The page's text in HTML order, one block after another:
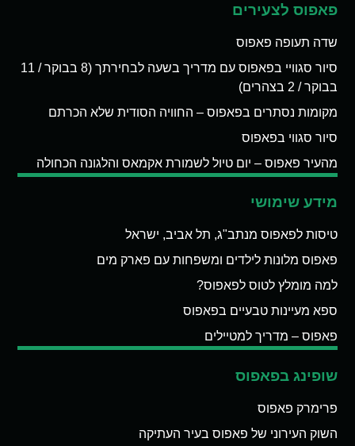
פאפוס לצעירים
שדה תעופה פאפוס
סיור סגוויי בפאפוס עם מדריך בשעה לבחירתך (8 בבוקר / 11
בבוקר / 2 בצהרים)
מקומות נסתרים בפאפוס – החוויה הסודית שלא הכרתם
סיור סגווי בפאפוס
מהעיר פאפוס – יום טיול לשמורת אקמאס והלגונה הכחולה
מידע שימושי
טיסות לפאפוס מנתב"ג, תל אביב, ישראל
פאפוס מלונות לילדים ומשפחות עם פארק מים
למה מומלץ לטוס לפאפוס?
ספא מעיינות טבעיים בפאפוס
פאפוס – מדריך למטיילים
שופינג בפאפוס
פרימרק פאפוס
השוק העירוני של פאפוס בעיר העתיקה